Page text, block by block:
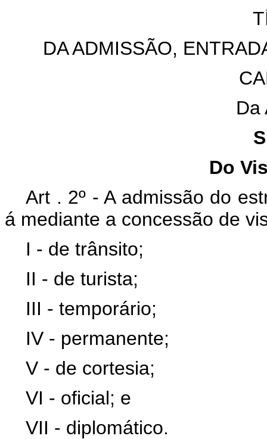
DA ADMISSÃO,
Da
Do
Art . 2º - A admissão do
á mediante a concessão de
I - de trânsito;
II - de turista;
III - temporário;
IV - permanente;
V - de cortesia;
VI - oficial; e
VII - diplomático.